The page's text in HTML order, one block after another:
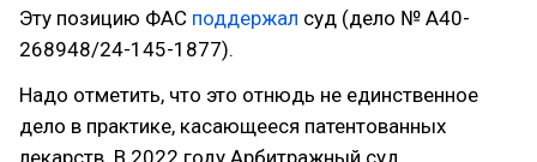
Эту позицию ФАС поддержал суд (дело № А40-
268948/24-145-1877).
Надо отметить, что это отнюдь не единственное
дело в практике, касающееся патентованных
лекарств. В 2022 году Арбитражный суд